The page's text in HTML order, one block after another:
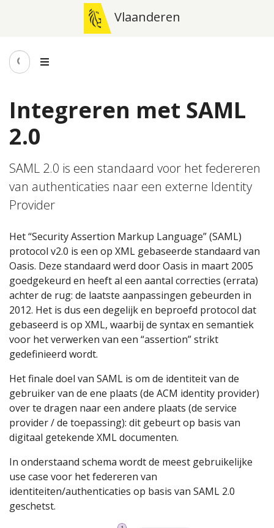
Vlaanderen
Integreren met SAML
2.0
SAML 2.0 is een standaard voor het federeren
van authenticaties naar een externe Identity
Provider
Het “Security Assertion Markup Language” (SAML)
protocol v2.0 is een op XML gebaseerde standaard van
Oasis. Deze standaard werd door Oasis in maart 2005
goedgekeurd en heeft al een aantal correcties (errata)
achter de rug: de laatste aanpassingen gebeurden in
2012. Het is dus een degelijk en beproefd protocol dat
gebaseerd is op XML, waarbij de syntax en semantiek
voor het verwerken van een “assertion” strikt
gedefinieerd wordt.
Het finale doel van SAML is om de identiteit van de
gebruiker van de ene plaats (de ACM identity provider)
over te dragen naar een andere plaats (de service
provider / de toepassing): dit gebeurt op basis van
digitaal getekende XML documenten.
In onderstaand schema wordt de meest gebruikelijke
use case voor het federeren van
identiteiten/authenticaties op basis van SAML 2.0
geschetst.